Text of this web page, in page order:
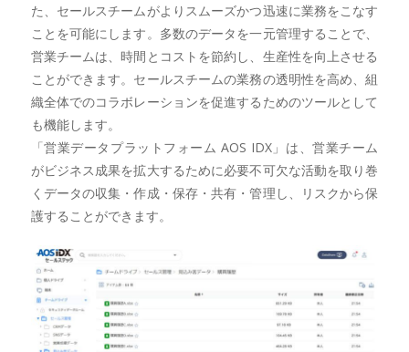
た、セールスチームがよりスムーズかつ迅速に業務をこなす
ことを可能にします。多数のデータを一元管理することで、
営業チームは、時間とコストを節約し、生産性を向上させる
ことができます。セールスチームの業務の透明性を高め、組
織全体でのコラボレーションを促進するためのツールとして
も機能します。
「営業データプラットフォーム AOS IDX」は、営業チーム
がビジネス成果を拡大するために必要不可欠な活動を取り巻
くデータの収集・作成・保存・共有・管理し、リスクから保
護することができます。